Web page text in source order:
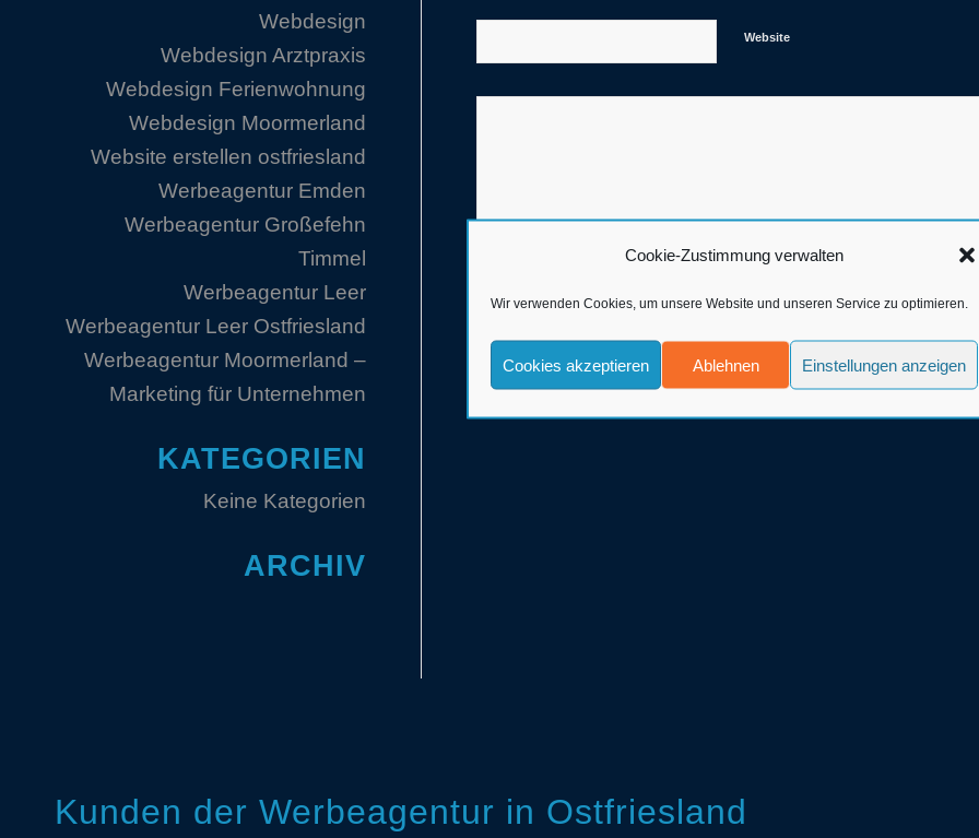
Cookie-Zustimmung verwalten
Wir verwenden Cookies, um unsere Website und unseren Service zu optimieren.
Cookies akzeptieren Ablehnen Einstellungen anzeigen
Website
Webdesign
Webdesign Arztpraxis
Webdesign Ferienwohnung
Webdesign Moormerland
Website erstellen ostfriesland
Werbeagentur Emden
Werbeagentur Großefehn
Timmel
Werbeagentur Leer
Werbeagentur Leer Ostfriesland
Werbeagentur Moormerland –
Marketing für Unternehmen
KATEGORIEN
Keine Kategorien
ARCHIV
Kunden der Werbeagentur in Ostfriesland